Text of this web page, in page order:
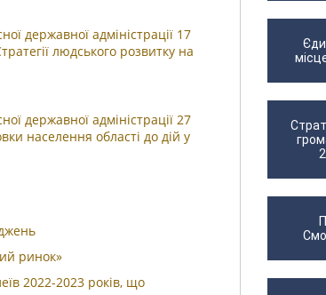
державної адміністрації 17
людського розвитку на
державної адміністрації 27
населення області до дій у
ринок»
2022-2023 років, що